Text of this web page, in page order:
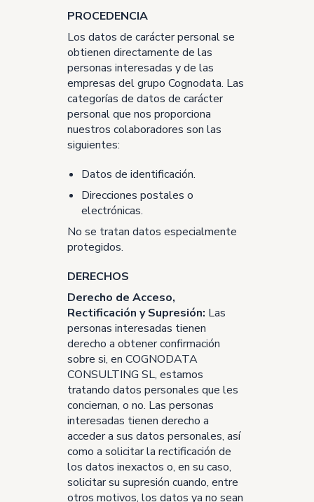
PROCEDENCIA
Los datos de carácter personal se
obtienen directamente de las
personas interesadas y de las
empresas del grupo Cognodata. Las
categorías de datos de carácter
personal que nos proporciona
nuestros colaboradores son las
siguientes:
Datos de identificación.
Direcciones postales o
electrónicas.
No se tratan datos especialmente
protegidos.
DERECHOS
Derecho de Acceso,
Rectificación y Supresión: Las
personas interesadas tienen
derecho a obtener confirmación
sobre si, en COGNODATA
CONSULTING SL, estamos
tratando datos personales que les
conciernan, o no. Las personas
interesadas tienen derecho a
acceder a sus datos personales, así
como a solicitar la rectificación de
los datos inexactos o, en su caso,
solicitar su supresión cuando, entre
otros motivos, los datos ya no sean